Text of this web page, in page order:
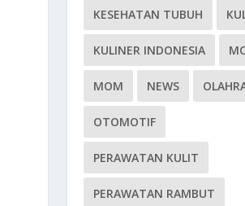
KESEHATAN TUBUH
KULINER INDONESIA
MOM NEWS
OTOMOTIF
PERAWATAN KULIT
PERAWATAN RAMBUT